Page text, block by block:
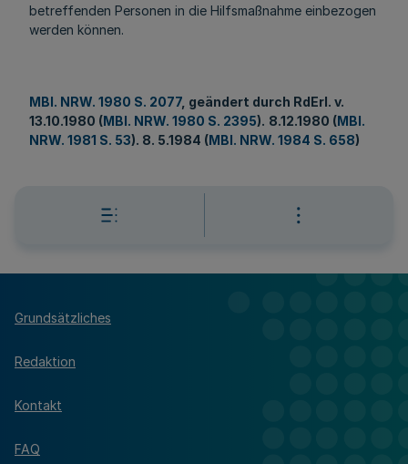
betreffenden Personen in die Hilfsmaßnahme einbezogen
werden können.
MBl. NRW. 1980 S. 2077, geändert durch RdErl. v.
13.10.1980 (MBl. NRW. 1980 S. 2395). 8.12.1980 (MBl.
NRW. 1981 S. 53). 8. 5.1984 (MBl. NRW. 1984 S. 658)
Grundsätzliches
Redaktion
Kontakt
FAQ